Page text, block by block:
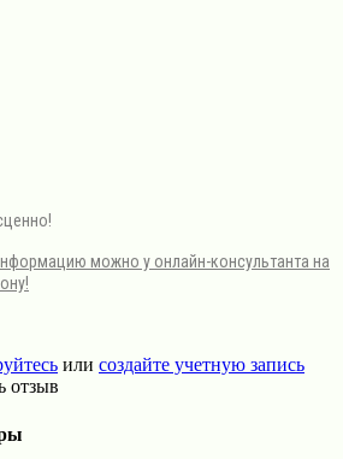
можно у онлайн-консультанта на
или создайте учетную запись
отзыв